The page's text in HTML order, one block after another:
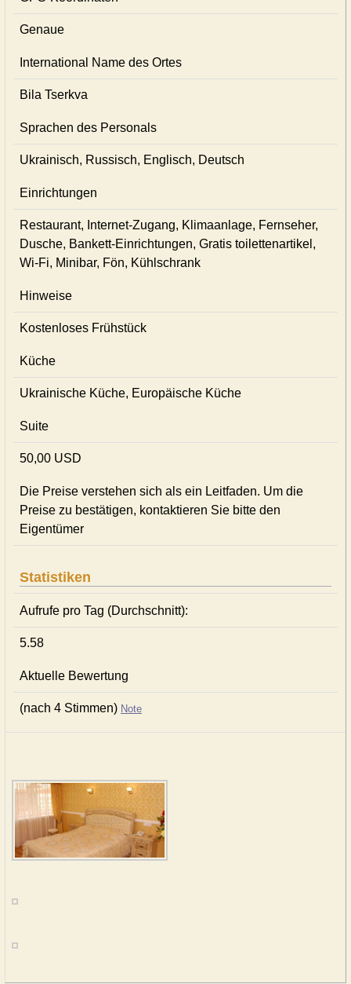
Genaue
International Name des Ortes
Bila Tserkva
Sprachen des Personals
Ukrainisch, Russisch, Englisch, Deutsch
Einrichtungen
Restaurant, Internet-Zugang, Klimaanlage, Fernseher,
Dusche, Bankett-Einrichtungen, Gratis toilettenartikel,
Wi-Fi, Minibar, Fön, Kühlschrank
Hinweise
Kostenloses Frühstück
Küche
Ukrainische Küche, Europäische Küche
Suite
50,00 USD
Die Preise verstehen sich als ein Leitfaden. Um die
Preise zu bestätigen, kontaktieren Sie bitte den
Eigentümer
Statistiken
Aufrufe pro Tag (Durchschnitt):
5.58
Aktuelle Bewertung
(nach 4 Stimmen) Note